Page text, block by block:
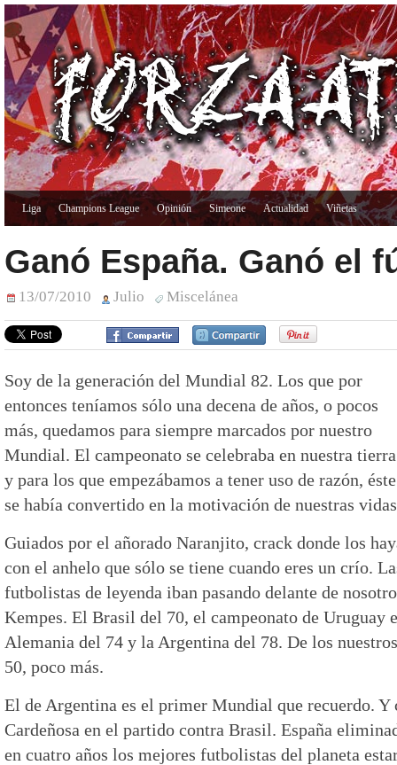
Liga Champions League Opinión Simeone Actualidad Viñetas
Ganó España. Ganó el
13/07/2010 Julio Miscelánea
Soy de la generación del Mundial 82. Los que por
entonces teníamos sólo una decena de años, o pocos
más, quedamos para siempre marcados por nuestro
Mundial. El campeonato se celebraba en nuestra tierra
y para los que empezábamos a tener uso de razón, éste
se había convertido en la motivación de nuestras
Guiados por el añorado Naranjito, crack donde los
con el anhelo que sólo se tiene cuando eres un crío.
futbolistas de leyenda iban pasando delante de
Kempes. El Brasil del 70, el campeonato de Uruguay
Alemania del 74 y la Argentina del 78. De los
50, poco más.
El de Argentina es el primer Mundial que recuerdo.
Cardeñosa en el partido contra Brasil. España
en cuatro años los mejores futbolistas del planeta